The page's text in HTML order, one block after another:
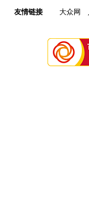
友情链接 大众网